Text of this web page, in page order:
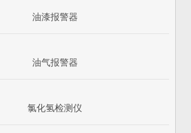
油漆报警器
油气报警器
氯化氢检测仪